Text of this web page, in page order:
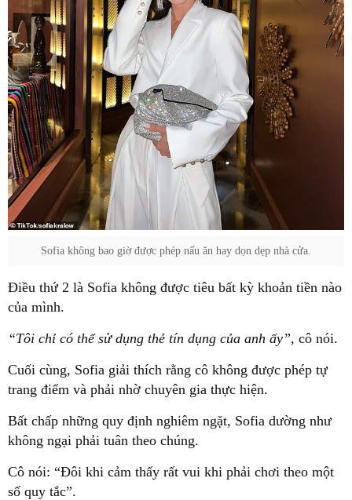
Sofia không bao giờ được phép nấu ăn hay dọn dẹp nhà cửa.
Điều thứ 2 là Sofia không được tiêu bất kỳ khoản tiền nào
của mình.
“Tôi chỉ có thể sử dụng thẻ tín dụng của anh ấy”, cô nói.
Cuối cùng, Sofia giải thích rằng cô không được phép tự
trang điểm và phải nhờ chuyên gia thực hiện.
Bất chấp những quy định nghiêm ngặt, Sofia dường như
không ngại phải tuân theo chúng.
Cô nói: “Đôi khi cảm thấy rất vui khi phải chơi theo một
số quy tắc”.